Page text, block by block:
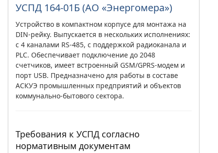
УСПД 164-01Б (АО «Энергомера»)
Устройство в компактном корпусе для монтажа на
DIN-рейку. Выпускается в нескольких исполнениях:
с 4 каналами RS-485, с поддержкой радиоканала и
PLC. Обеспечивает подключение до 2048
счетчиков, имеет встроенный GSM/GPRS-модем и
порт USB. Предназначено для работы в составе
АСКУЭ промышленных предприятий и объектов
коммунально-бытового сектора.
Требования к УСПД согласно
нормативным документам